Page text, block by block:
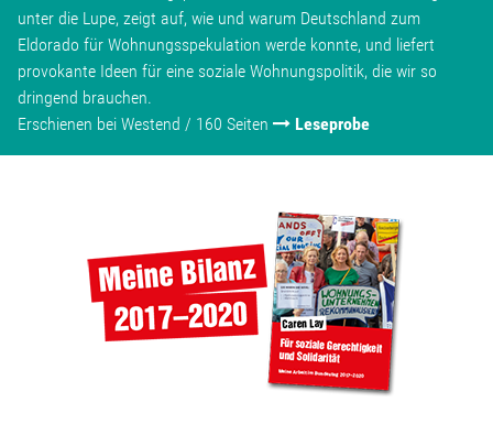
Bestellen
unter die Lupe, zeigt auf, wie und warum Deutschland zum
Eldorado für Wohnungsspekulation werde konnte, und liefert
provokante Ideen für eine soziale Wohnungspolitik, die wir so
dringend brauchen.
Erschienen bei Westend / 160 Seiten
Leseprobe